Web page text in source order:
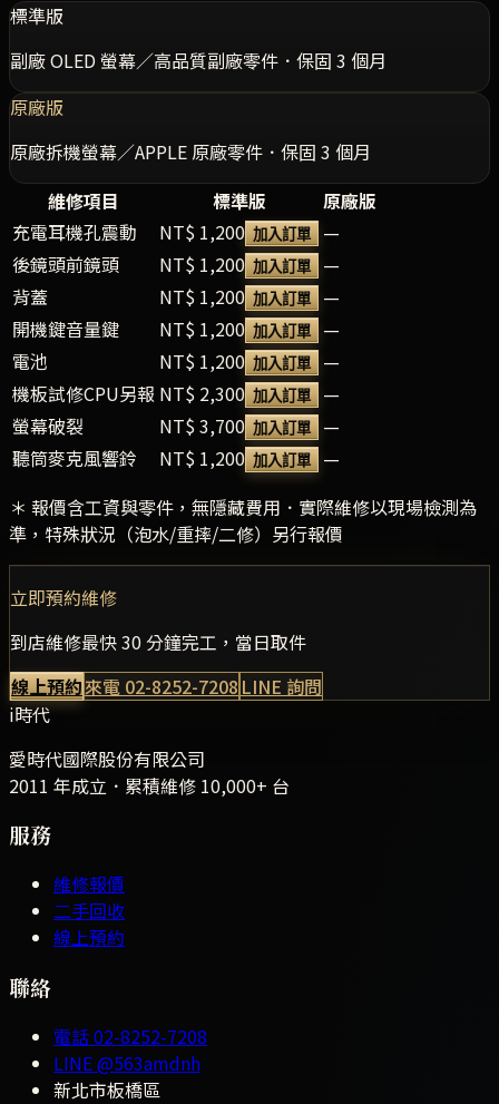
標準版
副廠 OLED 螢幕／高品質副廠零件．保固 3 個月
原廠版
原廠拆機螢幕／APPLE 原廠零件．保固 3 個月
維修項目
標準版
原廠版
充電耳機孔震動
NT$ 1,200 加入訂單
—
後鏡頭前鏡頭
NT$ 1,200 加入訂單
—
背蓋
NT$ 1,200 加入訂單
—
開機鍵音量鍵
NT$ 1,200 加入訂單
—
電池
NT$ 1,200 加入訂單
—
機板試修CPU另報 NT$ 2,300 加入訂單
—
螢幕破裂
NT$ 3,700 加入訂單
—
聽筒麥克風響鈴
NT$ 1,200 加入訂單
—
＊ 報價含工資與零件，無隱藏費用．實際維修以現場檢測為
準，特殊狀況（泡水/重摔/二修）另行報價
立即預約維修
到店維修最快 30 分鐘完工，當日取件
線上預約來電 02-8252-7208 LINE 詢問
i時代
愛時代國際股份有限公司
2011 年成立．累積維修 10,000+ 台
服務
維修報價
二手回收
線上預約
聯絡
電話02-8252-7208
LINE@563amdnh
新北市板橋區